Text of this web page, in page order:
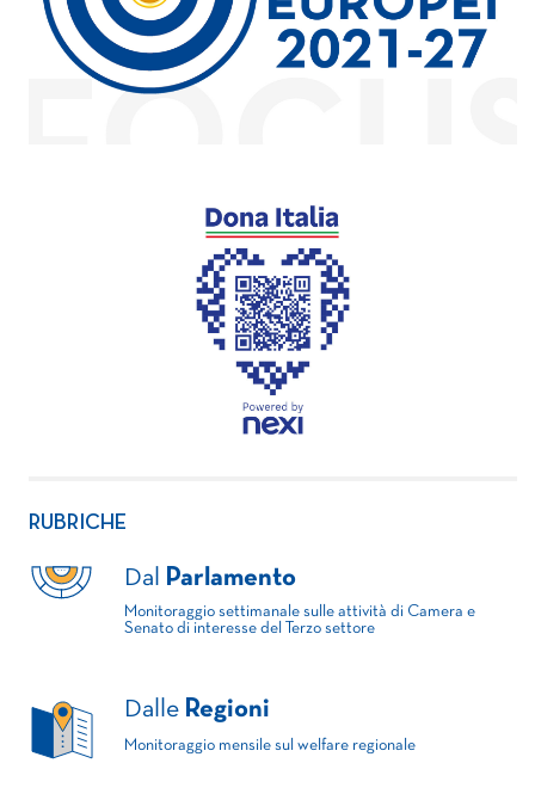
RUBRICHE
Dal Parlamento
Monitoraggio settimanale sulle attività di Camera e
Senato di interesse del Terzo settore
Dalle Regioni
Monitoraggio mensile sul welfare regionale